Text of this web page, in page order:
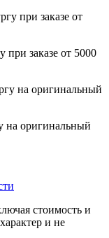
при заказе от 5000
на оригинальный
стоимость и
и не